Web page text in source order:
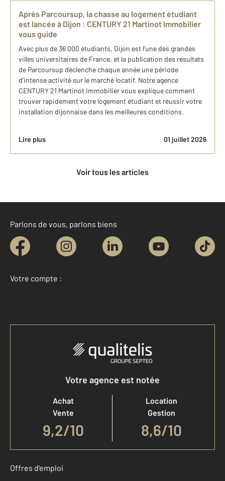
Après Parcoursup, la chasse au logement étudiant
est lancée à Dijon : CENTURY 21 Martinot Immobilier
vous guide
Avec plus de 36 000 étudiants, Dijon est l'une des grandes
villes universitaires de France, et la publication des résultats
de Parcoursup déclenche chaque année une période
d'intense activité sur le marché locatif. Notre agence
CENTURY 21 Martinot Immobilier vous explique comment
trouver rapidement votre logement étudiant et réussir votre
installation dijonnaise dans les meilleures conditions.
Lire plus 01 juillet 2026
Voir tous les articles
Parlons de vous, parlons biens
Votre compte :
Accéder à mon compte
Votre agence est notée
Achat
Vente
9,2/10
Location
Gestion
8,6/10
Offres d'emploi